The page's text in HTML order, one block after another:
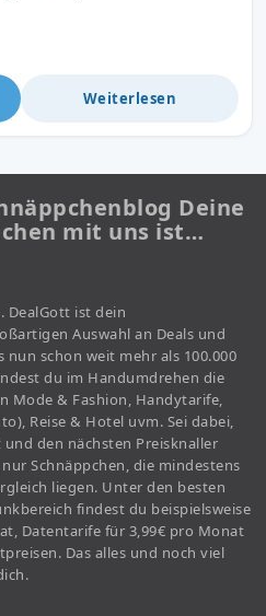
Weiterlesen
Deine
mit uns ist…
DealGott ist dein
Auswahl an Deals und
nun schon weit mehr als 100.000
du im Handumdrehen die
Mode & Fashion, Handytarife,
Reise & Hotel uvm. Sei dabei,
den nächsten Preisknaller
Schnäppchen, die mindestens
liegen. Unter den besten
findest du beispielsweise
Datentarife für 3,99€ pro Monat
Das alles und noch viel